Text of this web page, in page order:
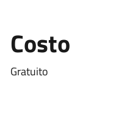
Costo
Gratuito